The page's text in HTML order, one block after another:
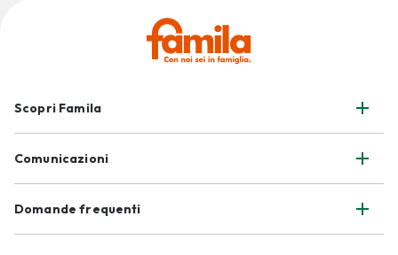
Scopri Famila
Comunicazioni
Domande frequenti